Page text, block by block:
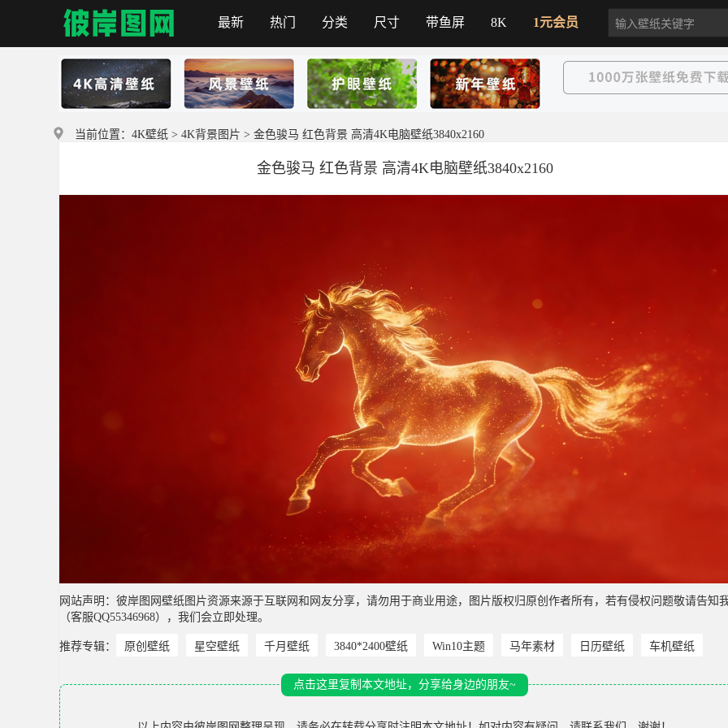
彼岸图网
最新 热门 分类 尺寸 带鱼屏 8K 1元会员
当前位置： 4K壁纸 > 4K背景图片 > 金色骏马 红色背景 高清4K电脑壁纸3840x2160
金色骏马 红色背景 高清4K电脑壁纸3840x2160
网站声明：彼岸图网壁纸图片资源来源于互联网和网友分享，请勿用于商业用途，图片版权归原创作者所有，若有侵权问题敬请告知
（客服QQ55346968），我们会立即处理。
推荐专辑： 原创壁纸 星空壁纸 千月壁纸 3840*2400壁纸 Win10主题 马年素材 日历壁纸 车机壁纸
点击这里复制本文地址，分享给身边的朋友~